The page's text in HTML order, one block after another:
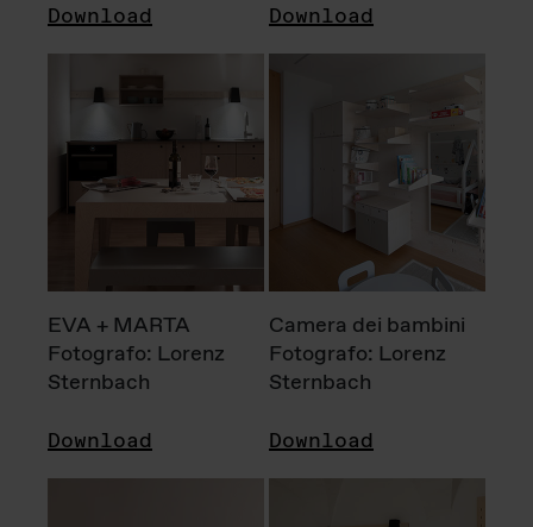
Download Download
EVA + MARTA
Fotografo: Lorenz
Sternbach
Download
Camera dei bambini
Fotografo: Lorenz
Sternbach
Download